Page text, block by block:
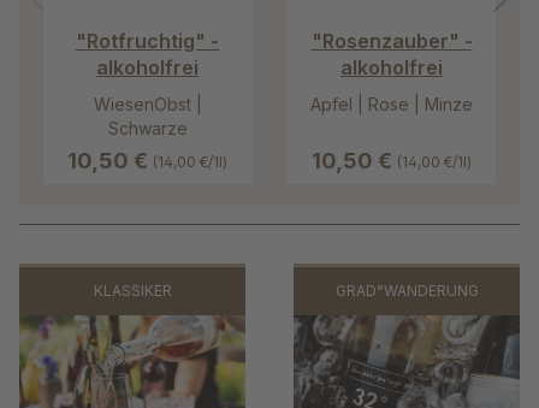
"Rotfruchtig" -
alkoholfrei
WiesenObst |
Schwarze
Johannisbeere |
Sauerkirsche
10,50 € (14,00 €/1l)
"Rosenzauber" -
alkoholfrei
Apfel | Rose | Minze
10,50 € (14,00 €/1l)
KLASSIKER GRAD°WANDERUNG